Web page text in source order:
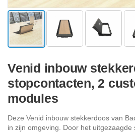
naar
het
begin
de
gallerij
Venid inbouw
stopcontacten, 2
modules
Deze Venid inbouw stekkerdoos van
in zijn omgeving. Door het uitgezaagde